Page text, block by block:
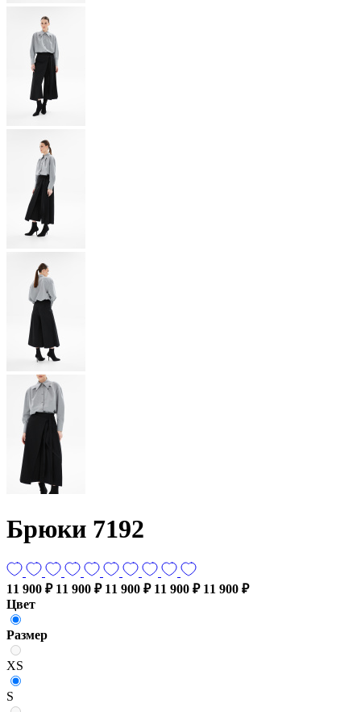
Брюки 7192
11 900 ₽ 11 900 ₽ 11 900 ₽ 11 900 ₽ 11 900 ₽
Цвет
Размер
XS
S